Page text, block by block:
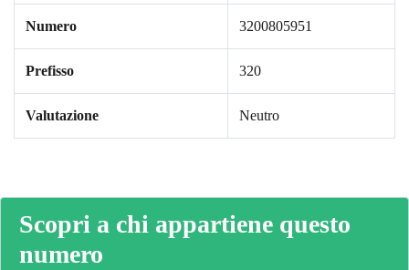
Numero 3200805951
Prefisso 320
Valutazione Neutro
Scopri a chi appartiene questo
numero